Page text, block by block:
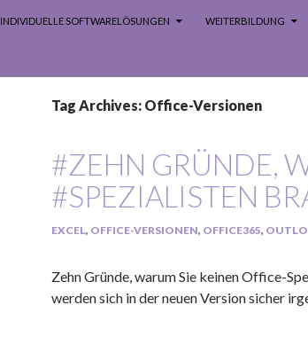
INDIVIDUELLE SOFTWARELÖSUNGEN WEITERBILDUNG
Tag Archives: Office-Versionen
#ZEHN GRÜNDE,
#SPEZIALISTEN
EXCEL, OFFICE-VERSIONEN, OFFICE365,
Zehn Gründe, warum Sie keinen Office-
werden sich in der neuen Version sicher